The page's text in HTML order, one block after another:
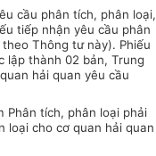
cầu phân tích, phân loại,
tiếp nhận yêu cầu phân
theo Thông tư này). Phiếu
lập thành 02 bản, Trung
hải quan yêu cầu
Phân tích, phân loại phải
loại cho cơ quan hải quan